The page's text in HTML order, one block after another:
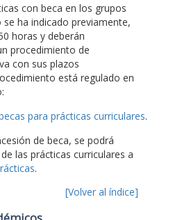
con beca en los grupos
ha indicado previamente,
horas y deberán
procedimiento de
con sus plazos
está regulado en
para prácticas curriculares.
de beca, se podrá
las prácticas curriculares a
.
[Volver al índice]